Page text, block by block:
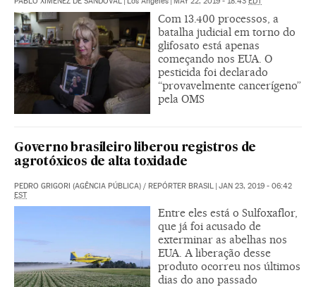
Com 13.400 processos, a
batalha judicial em torno do
glifosato está apenas
começando nos EUA. O
pesticida foi declarado
“provavelmente cancerígeno”
pela OMS
Governo brasileiro liberou registros de
agrotóxicos de alta toxidade
PEDRO GRIGORI (AGÊNCIA PÚBLICA) / REPÓRTER BRASIL | JAN 23, 2019 - 06:42
EST
Entre eles está o Sulfoxaflor,
que já foi acusado de
exterminar as abelhas nos
EUA. A liberação desse
produto ocorreu nos últimos
dias do ano passado